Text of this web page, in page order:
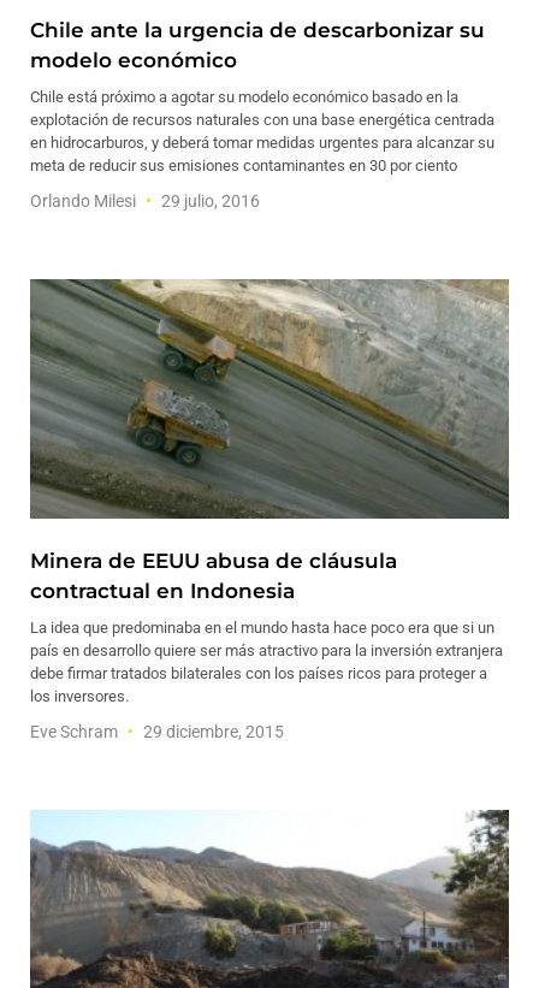
Chile ante la urgencia de descarbonizar su
modelo económico
Chile está próximo a agotar su modelo económico basado en la
explotación de recursos naturales con una base energética centrada
en hidrocarburos, y deberá tomar medidas urgentes para alcanzar su
meta de reducir sus emisiones contaminantes en 30 por ciento
Orlando Milesi 29 julio, 2016
Minera de EEUU abusa de cláusula
contractual en Indonesia
La idea que predominaba en el mundo hasta hace poco era que si un
país en desarrollo quiere ser más atractivo para la inversión extranjera
debe firmar tratados bilaterales con los países ricos para proteger a
los inversores.
Eve Schram 29 diciembre, 2015